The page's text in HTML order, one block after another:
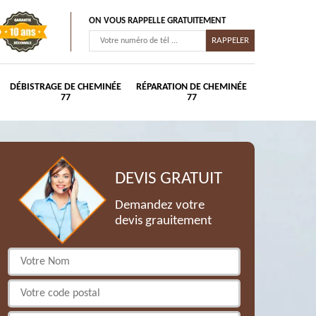
ON VOUS RAPPELLE GRATUITEMENT
DÉBISTRAGE DE CHEMINÉE
77
RÉPARATION DE CHEMINÉE
77
DEVIS GRATUIT
Demandez votre
devis grauitement